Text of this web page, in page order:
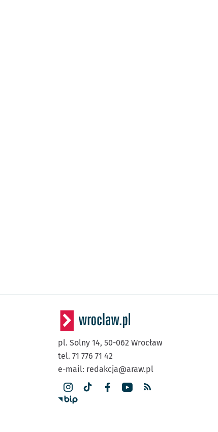
pl. Solny 14, 50-062 Wrocław
tel. 71 776 71 42
e-mail: redakcja@araw.pl